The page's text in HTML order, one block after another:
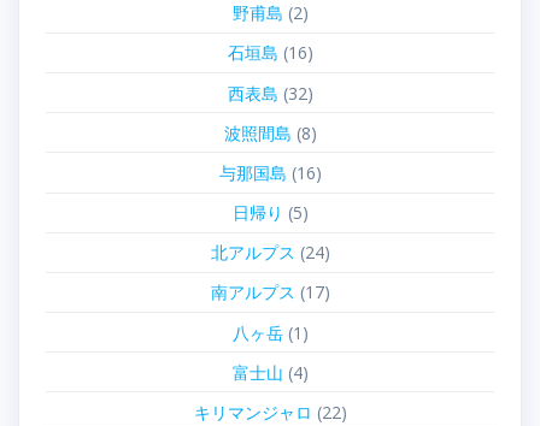
野甫島 (2)
石垣島 (16)
西表島 (32)
波照間島 (8)
与那国島 (16)
日帰り (5)
北アルプス (24)
南アルプス (17)
八ヶ岳(1)
富士山 (4)
キリマンジャロ (22)